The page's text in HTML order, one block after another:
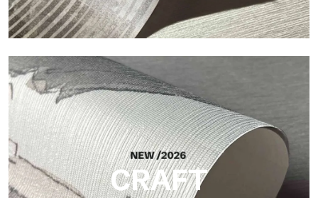
Silk
Acabado luminoso y elegante, con una sutil trama vertical que
refleja la luz y aporta profundidad a la superficie.
CRAFT